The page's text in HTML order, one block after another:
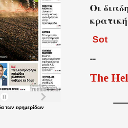
Οι
Sot
--
The
των εφημερίδων